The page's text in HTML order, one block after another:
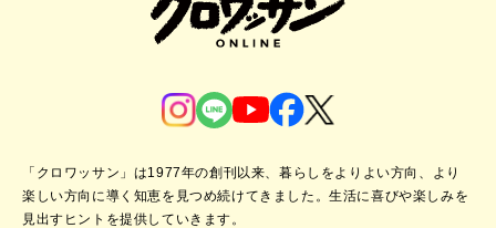
「クロワッサン」は1977年の創刊以来、暮らしをよりよい方向、より
楽しい方向に導く知恵を見つめ続けてきました。生活に喜びや楽しみを
見出すヒントを提供していきます。